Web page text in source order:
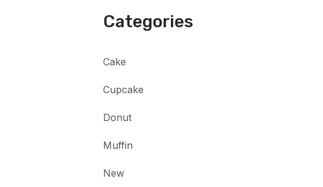
Categories
Cake
Cupcake
Donut
Muffin
New